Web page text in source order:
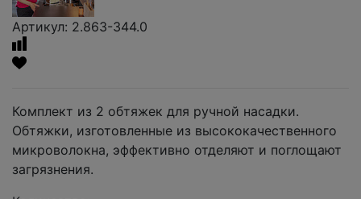
Артикул: 2.863-344.0
Комплект из 2 обтяжек для ручной насадки.
Обтяжки, изготовленные из высококачественного
микроволокна, эффективно отделяют и поглощают
загрязнения.